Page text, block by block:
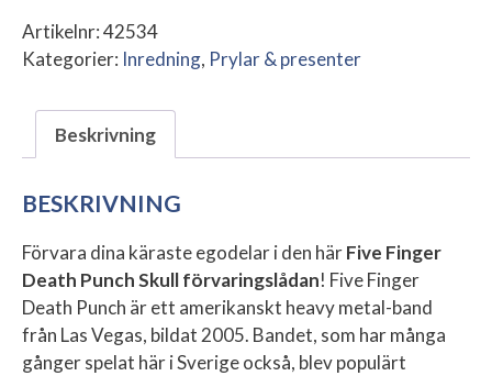
Artikelnr:42534
Kategorier: Inredning, Prylar & presenter
Beskrivning
BESKRIVNING
Förvara dina käraste egodelar i den härFive Finger
Death Punch Skull förvaringslådan! Five Finger
Death Punch är ett amerikanskt heavy metal-band
från Las Vegas, bildat 2005. Bandet, som har många
gånger spelat här i Sverige också, blev populärt